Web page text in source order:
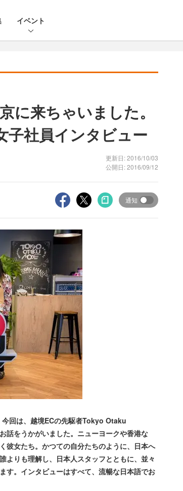
イベント
に来ちゃいました。
子社員インタビュー
更新日: 2016/10/03
公開日: 2016/09/12
通知
回は、越境ECの先駆者Tokyo Otaku
話をうかがいました。ニューヨークや香港な
彼女たち。かつての自分たちのように、日本へ
よりも理解し、日本人スタッフとともに、並々
す。インタビューはすべて、流暢な日本語でお